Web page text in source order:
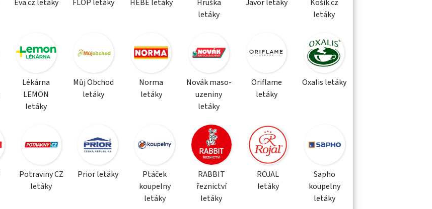
Eva.cz letáky FLOP letáky HEBE letáky
Hruška
letáky
Javor letáky
Košík.cz
letáky
Lékárna
LEMON
letáky
Můj Obchod
letáky
Norma
letáky
Novák maso-
uzeniny
letáky
Oriflame
letáky
Oxalis letáky
Potraviny CZ
letáky
Prior letáky
Ptáček
koupelny
letáky
RABBIT
řeznictví
letáky
ROJAL
letáky
Sapho
koupelny
letáky